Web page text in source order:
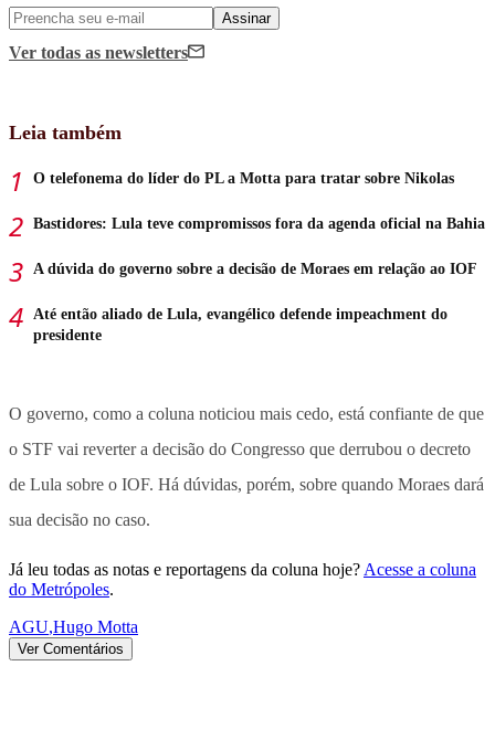
Assinar
Ver todas as newsletters
Leia também
O telefonema do líder do PL a Motta para tratar sobre Nikolas
Bastidores: Lula teve compromissos fora da agenda oficial na Bahia
A dúvida do governo sobre a decisão de Moraes em relação ao IOF
Até então aliado de Lula, evangélico defende impeachment do
presidente
O governo, como a coluna noticiou mais cedo, está confiante de que
o STF vai reverter a decisão do Congresso que derrubou o decreto
de Lula sobre o IOF. Há dúvidas, porém, sobre quando Moraes dará
sua decisão no caso.
Já leu todas as notas e reportagens da coluna hoje? Acesse a coluna
do Metrópoles.
AGU,Hugo Motta
Ver Comentários